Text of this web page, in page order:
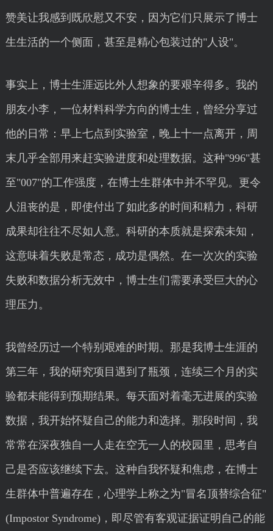
赞美让我感到既欣慰又不安，因为它们只展示了博士
生生活的一个侧面，甚至是精心包装过的"人设"。
事实上，博士生涯远比外人想象的要艰辛得多。我的
朋友小李，一位材料科学方向的博士生，曾经分享过
他的日常：早上七点到实验室，晚上十一点离开，周
末几乎全部用来赶实验进度和处理数据。这种"996"甚
至"007"的工作强度，在博士生群体中并不罕见。更令
人沮丧的是，即使付出了如此多的时间和精力，科研
成果却往往不尽如人意。科研的本质就是探索未知，
这意味着失败是常态，成功是偶然。在一次次的实验
失败和数据分析无效中，博士生们需要承受巨大的心
理压力。
我曾经历过一个特别艰难的时期。那是我博士生涯的
第三年，我的研究项目遇到了瓶颈，连续三个月的实
验都未能得到预期结果。每天面对着毫无进展的实验
数据，我开始怀疑自己的能力和选择。那段时间，我
常常在深夜独自一人走在空无一人的校园里，思考自
己是否应该继续下去。这种自我怀疑和焦虑，在博士
生群体中普遍存在，心理学上称之为"冒名顶替综合征"
(Impostor Syndrome)，即尽管有客观证据证明自己的能